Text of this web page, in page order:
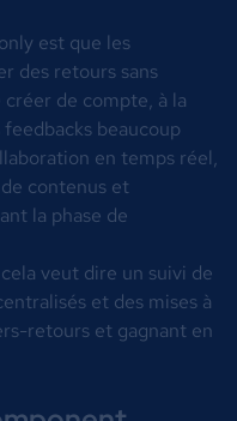
est que les
des retours sans
de compte, à la
beaucoup
en temps réel,
contenus et
la phase de
veut dire un suivi de
et des mises à
retours et gagnant en